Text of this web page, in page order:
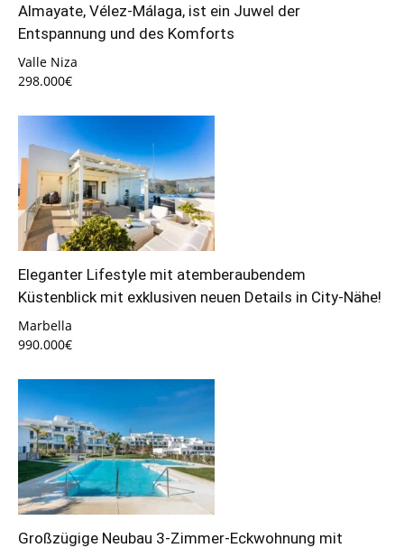
Almayate, Vélez-Málaga, ist ein Juwel der
Entspannung und des Komforts
Valle Niza
298.000€
Eleganter Lifestyle mit atemberaubendem
Küstenblick mit exklusiven neuen Details in City-Nähe!
Marbella
990.000€
Großzügige Neubau 3-Zimmer-Eckwohnung mit